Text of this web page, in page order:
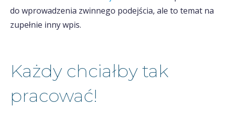
do wprowadzenia zwinnego podejścia, ale to temat na
zupełnie inny wpis.
Każdy chciałby tak
pracować!